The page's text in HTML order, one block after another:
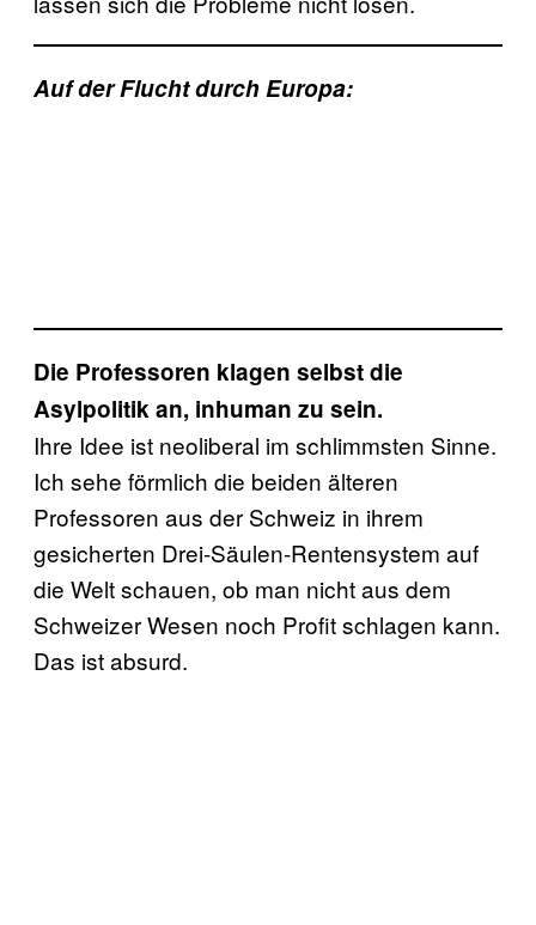
Auf der Flucht durch Europa:
Die Professoren klagen selbst die
Asylpolitik an, inhuman zu sein.
Ihre Idee ist neoliberal im schlimmsten Sinne.
Ich sehe förmlich die beiden älteren
Professoren aus der Schweiz in ihrem
gesicherten Drei-Säulen-Rentensystem auf
die Welt schauen, ob man nicht aus dem
Schweizer Wesen noch Profit schlagen kann.
Das ist absurd.